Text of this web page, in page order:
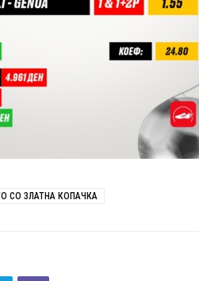
СО ЗЛАТНА КОПАЧКА